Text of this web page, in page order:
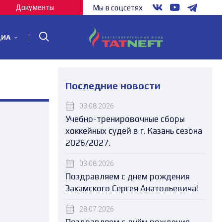
Документы Мы в соцсетях
Последние новости
03.08.2026
Учебно-тренировочные сборы
хоккейных судей в г. Казань сезона
2026/2027.
03.08.2026
Поздравляем с днем рождения
Закамского Сергея Анатольевича!
28.07.2026